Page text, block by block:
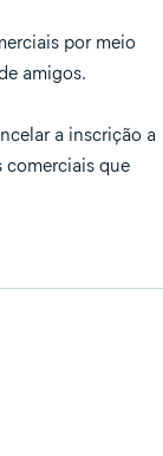
por meio
amigos.
a inscrição a
comerciais que